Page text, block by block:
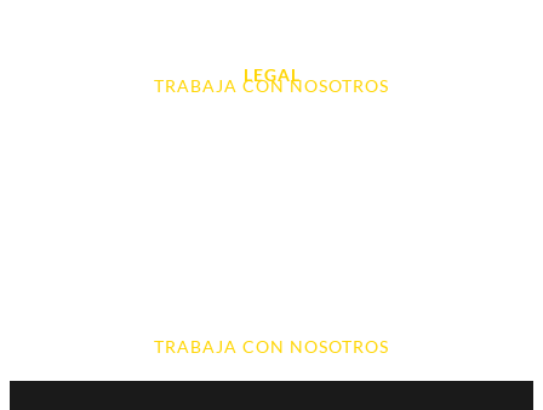
LEGAL
TRABAJA CON NOSOTROS
TRABAJA CON NOSOTROS